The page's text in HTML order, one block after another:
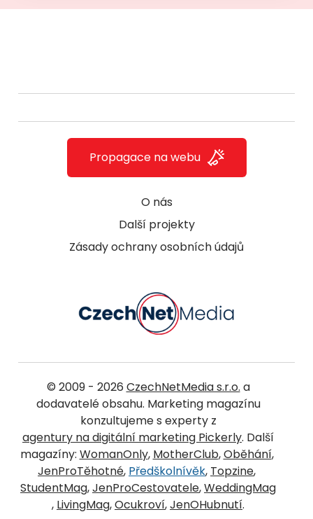
O nás
Další projekty
Zásady ochrany osobních údajů
Propagace na webu
© 2009 - 2026 CzechNetMedia s.r.o. a
dodavatelé obsahu. Marketing magazínu
konzultujeme s experty z
agentury na digitální marketing Pickerly. Další
magazíny: WomanOnly, MotherClub,Oběhání,
JenProTěhotné, Předškolnívěk, Topzine,
StudentMag,JenProCestovatele,WeddingMag
, LivingMag,Ocukroví,JenOHubnutí.